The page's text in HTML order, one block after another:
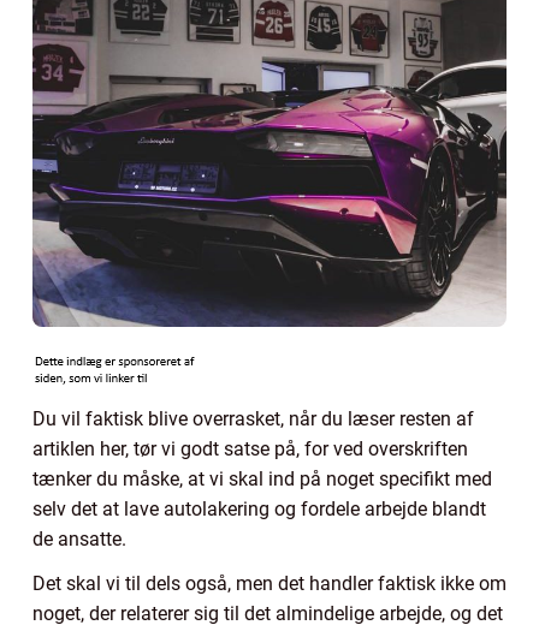
Du vil faktisk blive overrasket, når du læser resten af
artiklen her, tør vi godt satse på, for ved overskriften
tænker du måske, at vi skal ind på noget specifikt med
selv det at lave autolakering og fordele arbejde blandt
de ansatte.
Det skal vi til dels også, men det handler faktisk ikke om
noget, der relaterer sig til det almindelige arbejde, og det